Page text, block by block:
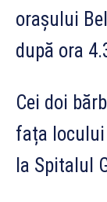
orașului
după ora
Cei doi
fața
la Spitalul